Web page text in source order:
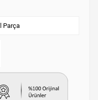
Parça